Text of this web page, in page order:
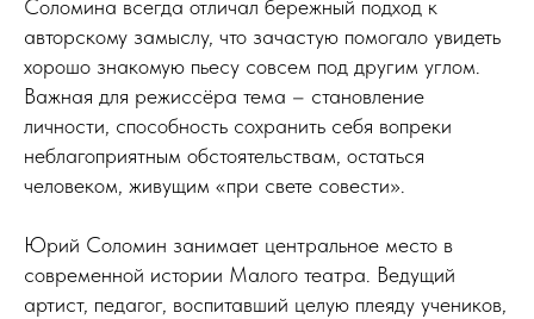
Соломина всегда отличал бережный подход к
авторскому замыслу, что зачастую помогало увидеть
хорошо знакомую пьесу совсем под другим углом.
Важная для режиссёра тема – становление
личности, способность сохранить себя вопреки
неблагоприятным обстоятельствам, остаться
человеком, живущим «при свете совести».
Юрий Соломин занимает центральное место в
современной истории Малого театра. Ведущий
артист, педагог, воспитавший целую плеяду учеников,